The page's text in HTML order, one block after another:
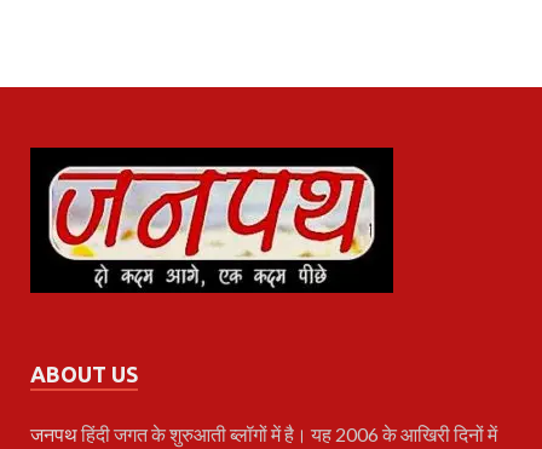
ABOUT US
जनपथहिंदी जगत के शुरुआती ब्लॉगों में है। यह 2006 के आखिरी दिनों में